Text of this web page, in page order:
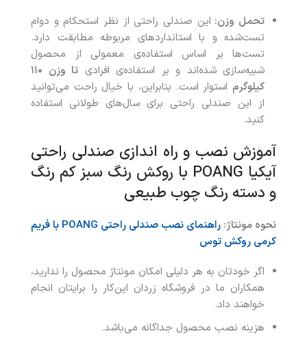
تحمل وزن: این صندلی راحتی از نظر استحکام و دوام
تست‌شده و با استانداردهای مربوطه مطابقت دارد.
تست‌ها بر اساس استفاده‌ی معمولی از محصول
شبیه‌سازی شده‌اند و بر استفاده‌ی افرادی
تا وزن ۱۱۰
کیلوگرم استوار است. بنابراین، با خیال راحت می‌توانید
از این صندلی راحتی برای سال‌های طولانی استفاده
کنید.
آموزش نصب و راه اندازی صندلی راحتی
آیکیا POANG با روکش رنگ سبز کم رنگ
و دسته رنگ چوب طبیعی
نحوه مونتاژ:
راهنمای نصب صندلی راحتی POANG با فریم
کرمی روکش توس
اگر خودتان به هر دلیلی امکان مونتاژ محصول را ندارید،
همکاران ما در فروشگاه زردان این‌کار را برایتان انجام
خواهند داد.
هزینه نصب محصول جداگانه می‌باشد.